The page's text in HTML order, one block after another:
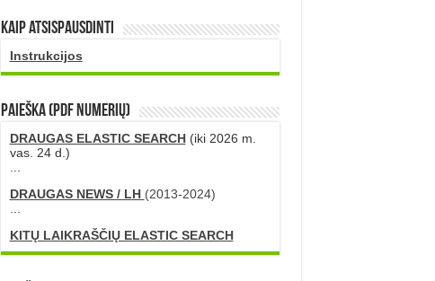
Kaip atsispausdinti
Instrukcijos
PAIEŠKA (PDF numerių)
DRAUGAS ELASTIC SEARCH(iki 2026 m.
vas. 24 d.)
...
DRAUGAS NEWS / LH (2013-2024)
...
KITŲ LAIKRAŠČIŲ ELASTIC SEARCH